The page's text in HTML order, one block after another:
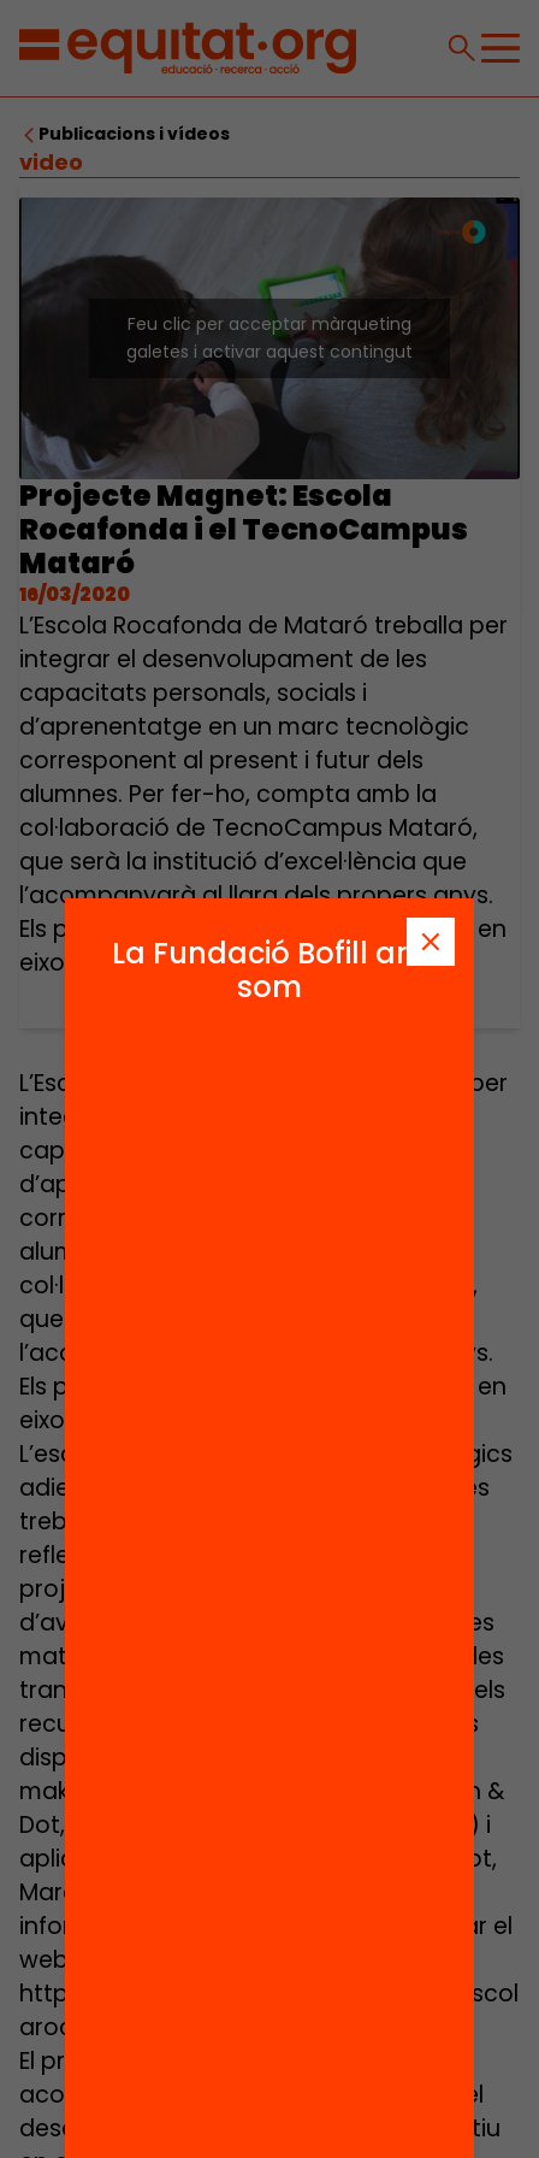
Publicacions i vídeos
video
Feu clic per acceptar màrqueting
galetes i activar aquest contingut
Projecte Magnet: Escola
Rocafonda i el TecnoCampus
Mataró
16/03/2020
L’Escola Rocafonda de Mataró treballa per
integrar el desenvolupament de les
capacitats personals, socials i
d’aprenentatge en un marc tecnològic
corresponent al present i futur dels
alumnes. Per fer-ho, compta amb la
col·laboració de TecnoCampus Mataró,
que serà la institució d’excel·lència que
l’acompanyarà al llarg dels propers anys.
Els projectes innovadors es convertiran en
eixos […]
L’Escola Rocafonda de Mataró treballa per
integrar el desenvolupament de les
capacitats personals, socials i
d’aprenentatge en un marc tecnològic
corresponent al present i futur dels
alumnes. Per fer-ho, compta amb la
col·laboració de TecnoCampus Mataró,
que serà la institució d’excel·lència que
l’acompanyarà al llarg dels propers anys.
Els projectes innovadors es convertiran en
eixos de l’educació a l’escola.
L’escola té un pla de projectes tecnològics
adients a les diferents edats. Els alumnes
treballen en la resolució de problemes,
reflexionant, cooperant i dissenyant
projectes i solucions per als problemes
d’avui. Ho fa a les diferents àrees com les
matemàtiques o les ciències i també a les
transversals, com la robòtica, fent ús dels
recursos que proporcionen els diferents
dispositius (tauletes, bee-bot, plaques
makey-makey, robot Edison, robot Dash &
Dot, robot 3DBot, ordinadors portàtils…) i
aplicacions (scratch Jr, Scratch, Lightbot,
Marco Run, Code Combat…). Per a més
informació del projecte podeu consultar el
web:
https://escolarocafonda.wixsite.com/escol
arocafonda
El programa Magnet té per objectiu
acompanyar els centres educatius en el
desenvolupament d’un projecte educatiu
La Fundació Bofill ara
som